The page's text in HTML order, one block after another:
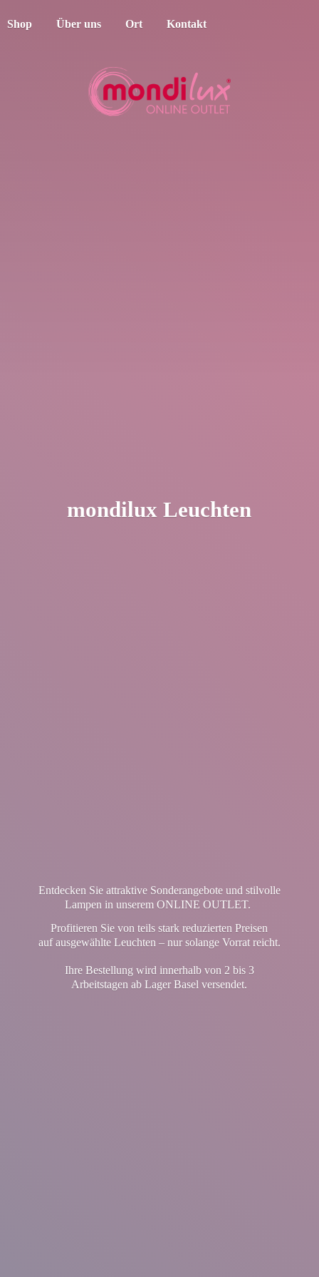
Shop Über uns Ort Kontakt
mondilux Leuchten
Entdecken Sie attraktive Sonderangebote und stilvolle
Lampen in unserem ONLINE OUTLET.
Profitieren Sie von teils stark reduzierten Preisen
auf ausgewählte Leuchten – nur solange Vorrat reicht.
Ihre Bestellung wird innerhalb von 2 bis 3
Arbeitstagen ab LagerBasel versendet.